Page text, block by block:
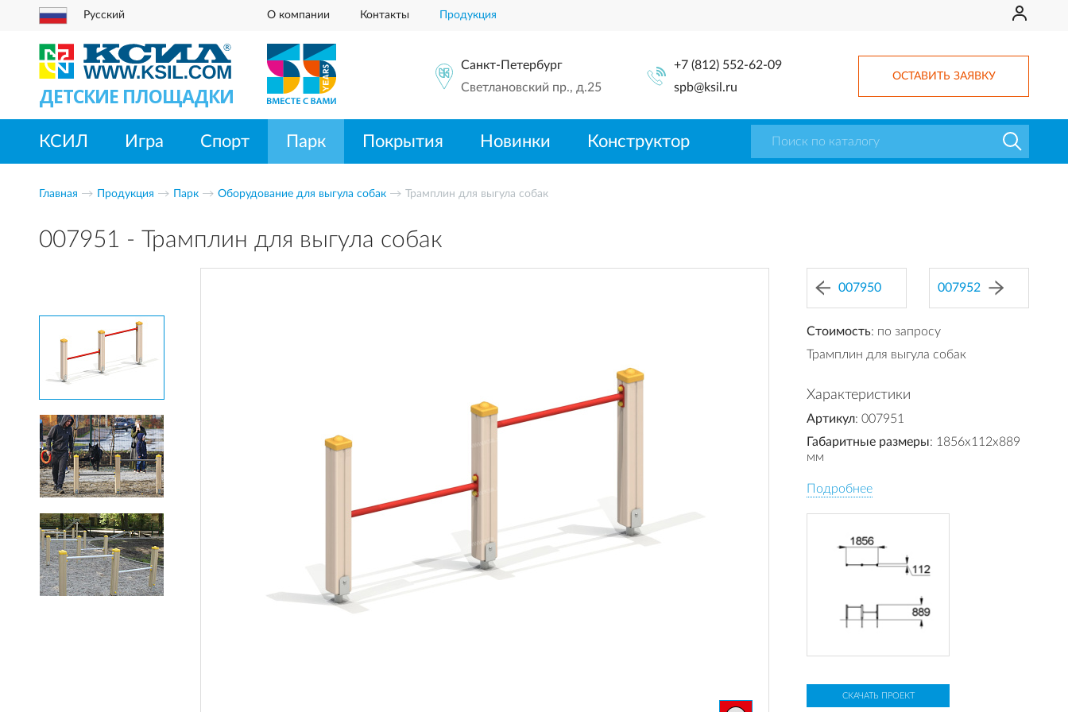
Русский О компании Контакты Продукция
ДЕТСКИЕ ПЛОЩАДКИ
Санкт-Петербург
Светлановский пр., д.25
+7 (812) 552-62-09
spb@ksil.ru
ОСТАВИТЬ ЗАЯВКУ
КСИЛ Игра Спорт Парк Покрытия Новинки Конструктор
Главная Продукция Парк Оборудование для выгула собак Трамплин для выгула собак
007951 - Трамплин для выгула собак
007950 007952
Стоимость: по запросу
Трамплин для выгула собак
Характеристики
Артикул: 007951
Габаритные размеры: 1856x112x889
мм
Подробнее
СКАЧАТЬ ПРОЕКТ